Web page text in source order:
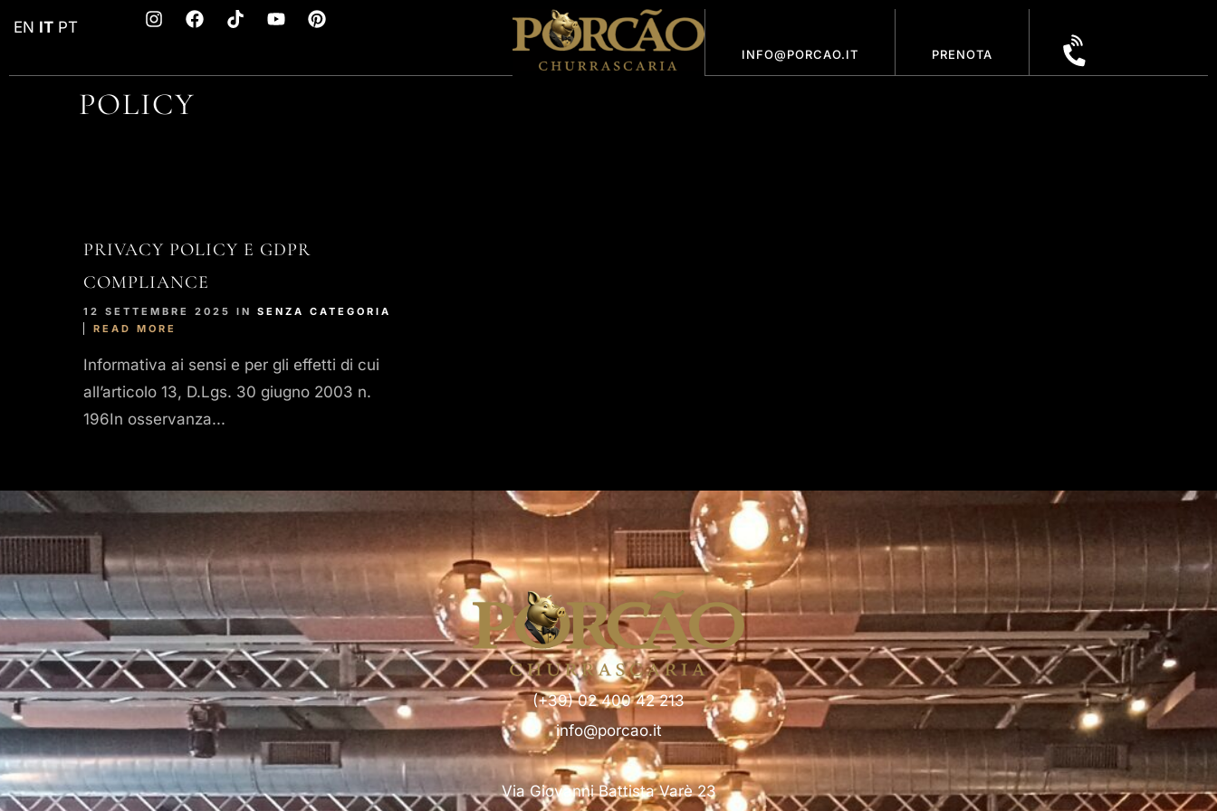
INFO@PORCAO.IT PRENOTA
POLICY
PRIVACY POLICY E GDPR
COMPLIANCE
12 SETTEMBRE 2025 IN SENZA CATEGORIA
READ MORE
Informativa ai sensi e per gli effetti di cui
all’articolo 13, D.Lgs. 30 giugno 2003 n.
196In osservanza...
(+39) 02 400 42 213
info@porcao.it
Via Giovanni Battista Varè 23
EN IT PT